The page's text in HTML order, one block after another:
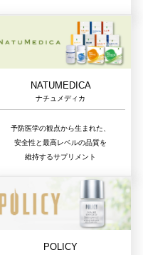
NATUMEDICA
ナチュメディカ
予防医学の観点から生まれた、
安全性と最高レベルの品質を
維持するサプリメント
POLICY